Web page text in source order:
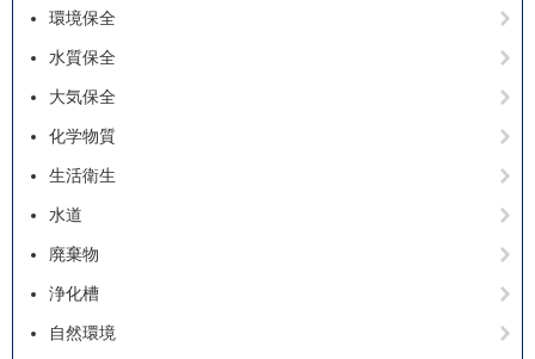
環境保全
水質保全
大気保全
化学物質
生活衛生
水道
廃棄物
浄化槽
自然環境